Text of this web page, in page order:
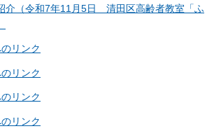
介（令和7年11月5日 清田区高齢者教室「ふ
リンク
リンク
リンク
リンク